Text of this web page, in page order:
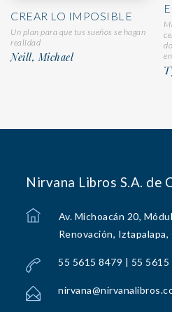
CREAR LO IMPOSIBLE
Un plan para que tus sueños se hagan
realidad
Neill, Michael
Nirvana Libros S.A. de
Av. Michoacán 20,
Renovación, Iztapalapa,
55 5615 8479 | 55 5615